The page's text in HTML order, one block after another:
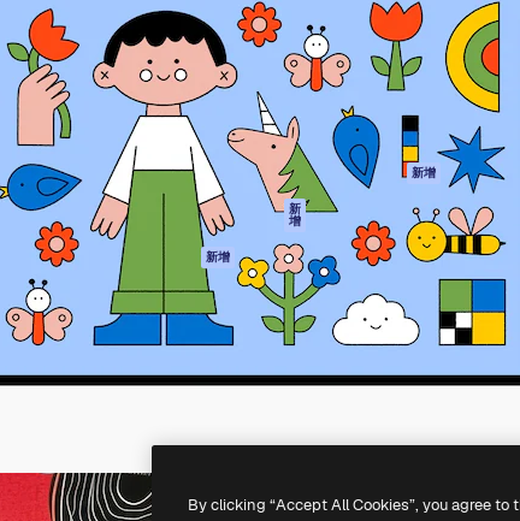
意平台。擁有超過
士、企業、代理商
Spaces
AI助手
AI圖像生成器
AI視頻生成器
AI語音生成器
圖庫內容
MCP用於
Claude/ChatGPT
新
增
新增
API
流動應用程式
所有Magnific工具
Academy
文件
客服
使用條款
隱私政策
原創作品 新增
Cookie 政策
信任中心
聯盟夥伴
企業
By clicking “Accept All Cookies”, you agree